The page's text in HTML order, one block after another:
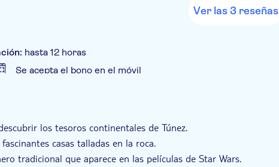
Ver las 3 reseñas
hasta 12 horas
Se acepta el bono en el móvil
en hotel Transporte incluido
los tesoros continentales de Túnez.
casas talladas en la roca.
tradicional que aparece en las películas de Star Wars.